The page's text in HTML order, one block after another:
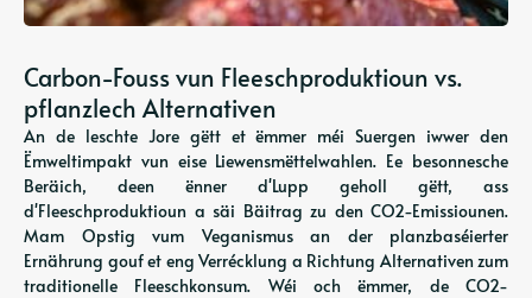
Carbon-Fouss vun Fleeschproduktioun vs.
pflanzlech Alternativen
An de leschte Jore gëtt et ëmmer méi Suergen iwwer den
Ëmweltimpakt vun eise Liewensmëttelwahlen. Ee besonnesche
Beräich, deen ënner d'Lupp geholl gëtt, ass
d'Fleeschproduktioun a säi Bäitrag zu den CO2-Emissiounen.
Mam Opstig vum Veganismus an der planzbaséierter
Ernährung gouf et eng Verrécklung a Richtung Alternativen zum
traditionelle Fleeschkonsum. Wéi och ëmmer, de CO2-